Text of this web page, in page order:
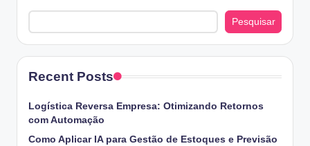
Pesquisar
Recent Posts
Logística Reversa Empresa: Otimizando Retornos
com Automação
Como Aplicar IA para Gestão de Estoques e Previsão